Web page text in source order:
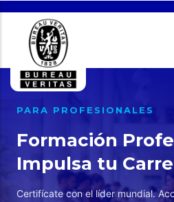
contenido
principal
PARA PROFESIONALES
Formación
Impulsa tu
Certifícate con el líder mundial.